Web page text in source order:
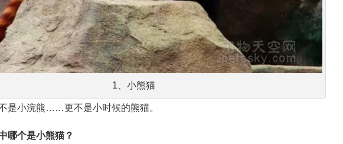
1、小熊猫
是小浣熊……更不是小时候的熊猫。
哪个是小熊猫？